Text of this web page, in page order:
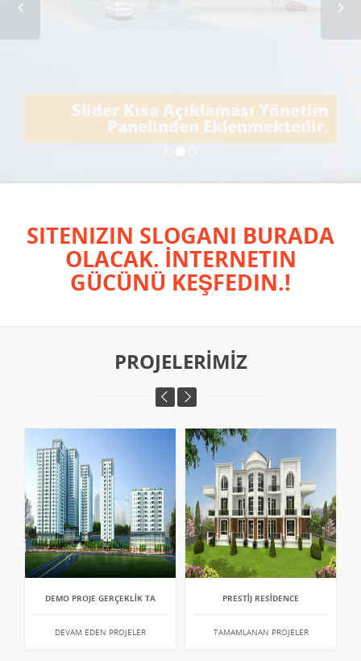
Slider Kısa Açıklaması Yönetim
Panelinden Eklenmektedir.
SITENIZIN SLOGANI BURADA
OLACAK. İNTERNETIN
GÜCÜNÜ KEŞFEDIN.!
PROJELERİMİZ
DEMO PROJE GERÇEKLİK TA
DEVAM EDEN PROJELER
PRESTİJ RESİDENCE
TAMAMLANAN PROJELER